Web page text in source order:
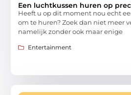
Een luchtkussen huren op
Heeft u op dit moment nou echt
om te huren? Zoek dan niet meer
namelijk zonder ook maar enige
Entertainment